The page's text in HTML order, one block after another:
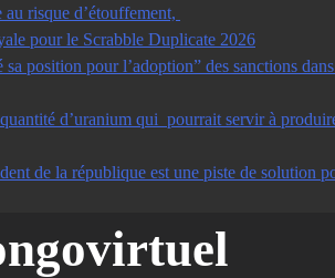
risque d’étouffement,
pour le Scrabble Duplicate 2026
position pour l’adoption” des sanctions
d’uranium qui pourrait servir à
de la république est une piste de solution